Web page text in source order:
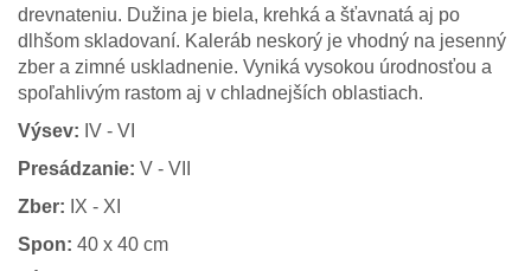
drevnateniu. Dužina je biela, krehká a šťavnatá aj po
dlhšom skladovaní. Kaleráb neskorý je vhodný na jesenný
zber a zimné uskladnenie. Vyniká vysokou úrodnosťou a
spoľahlivým rastom aj v chladnejších oblastiach.
Výsev: IV - VI
Presádzanie: V - VII
Zber: IX - XI
Spon: 40 x 40 cm